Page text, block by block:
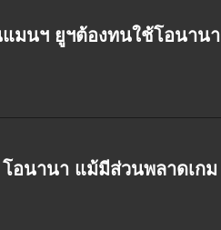
มนฯ ยูฯต้องทนใช้โอนานา
อนานา แม้มีส่วนพลาดเกม